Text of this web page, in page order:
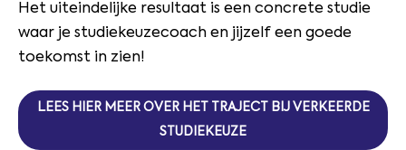
Het uiteindelijke resultaat is een concrete studie
waar je studiekeuzecoach en jijzelf een goede
toekomst in zien!
LEES HIER MEER OVER HET TRAJECT BIJ VERKEERDE
STUDIEKEUZE